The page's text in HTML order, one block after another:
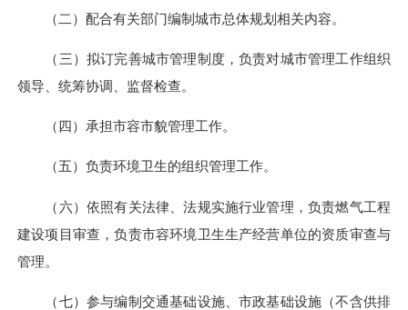
（二） 配合有关部门编制城市总体规划相关内容。
（三） 拟订完善城市管理制度，负责对城市管理工作组织
领导、统筹协调、监督检查。
（四） 承担市容市貌管理工作。
（五） 负责环境卫生的组织管理工作。
（六） 依照有关法律、法规实施行业管理，负责燃气工程
建设项目审查，负责市容环境卫生生产经营单位的资质审查与
管理。
（七） 参与编制交通基础设施、市政基础设施（不含供排